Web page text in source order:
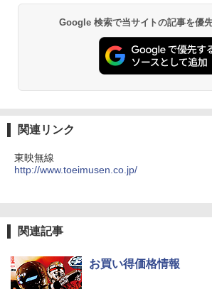
Google 検索で当サイトの記事を優
関連リンク
東映無線
http://www.toeimusen.co.jp/
関連記事
お買い得価格情報